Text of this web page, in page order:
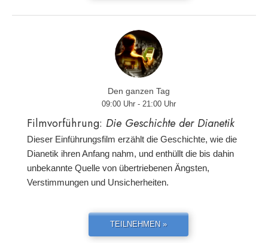
Den ganzen Tag
09:00 Uhr - 21:00 Uhr
Filmvorführung: Die Geschichte der Dianetik
Dieser Einführungsfilm erzählt die Geschichte, wie die
Dianetik ihren Anfang nahm, und enthüllt die bis dahin
unbekannte Quelle von übertriebenen Ängsten,
Verstimmungen und Unsicherheiten.
TEILNEHMEN »